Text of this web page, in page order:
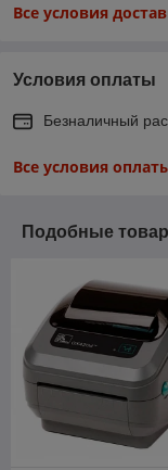
Все условия
Условия оплаты
Безналичный
Все условия
Подобные